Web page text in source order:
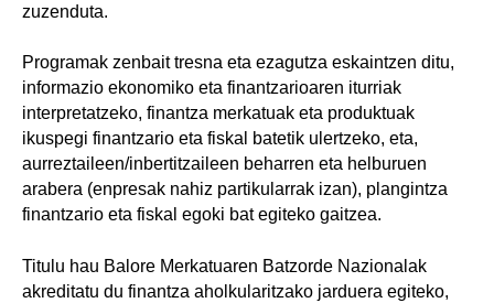
zuzenduta.
Programak zenbait tresna eta ezagutza eskaintzen ditu,
informazio ekonomiko eta finantzarioaren iturriak
interpretatzeko, finantza merkatuak eta produktuak
ikuspegi finantzario eta fiskal batetik ulertzeko, eta,
aurreztaileen/inbertitzaileen beharren eta helburuen
arabera (enpresak nahiz partikularrak izan), plangintza
finantzario eta fiskal egoki bat egiteko gaitzea.
Titulu hau Balore Merkatuaren Batzorde Nazionalak
akreditatu du finantza aholkularitzako jarduera egiteko,